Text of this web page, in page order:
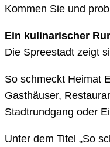
Kommen Sie und
Ein kulinarischer
Die Spreestadt zeigt
So schmeckt Heimat
Gasthäuser,
Stadtrundgang oder
Unter dem Titel „So